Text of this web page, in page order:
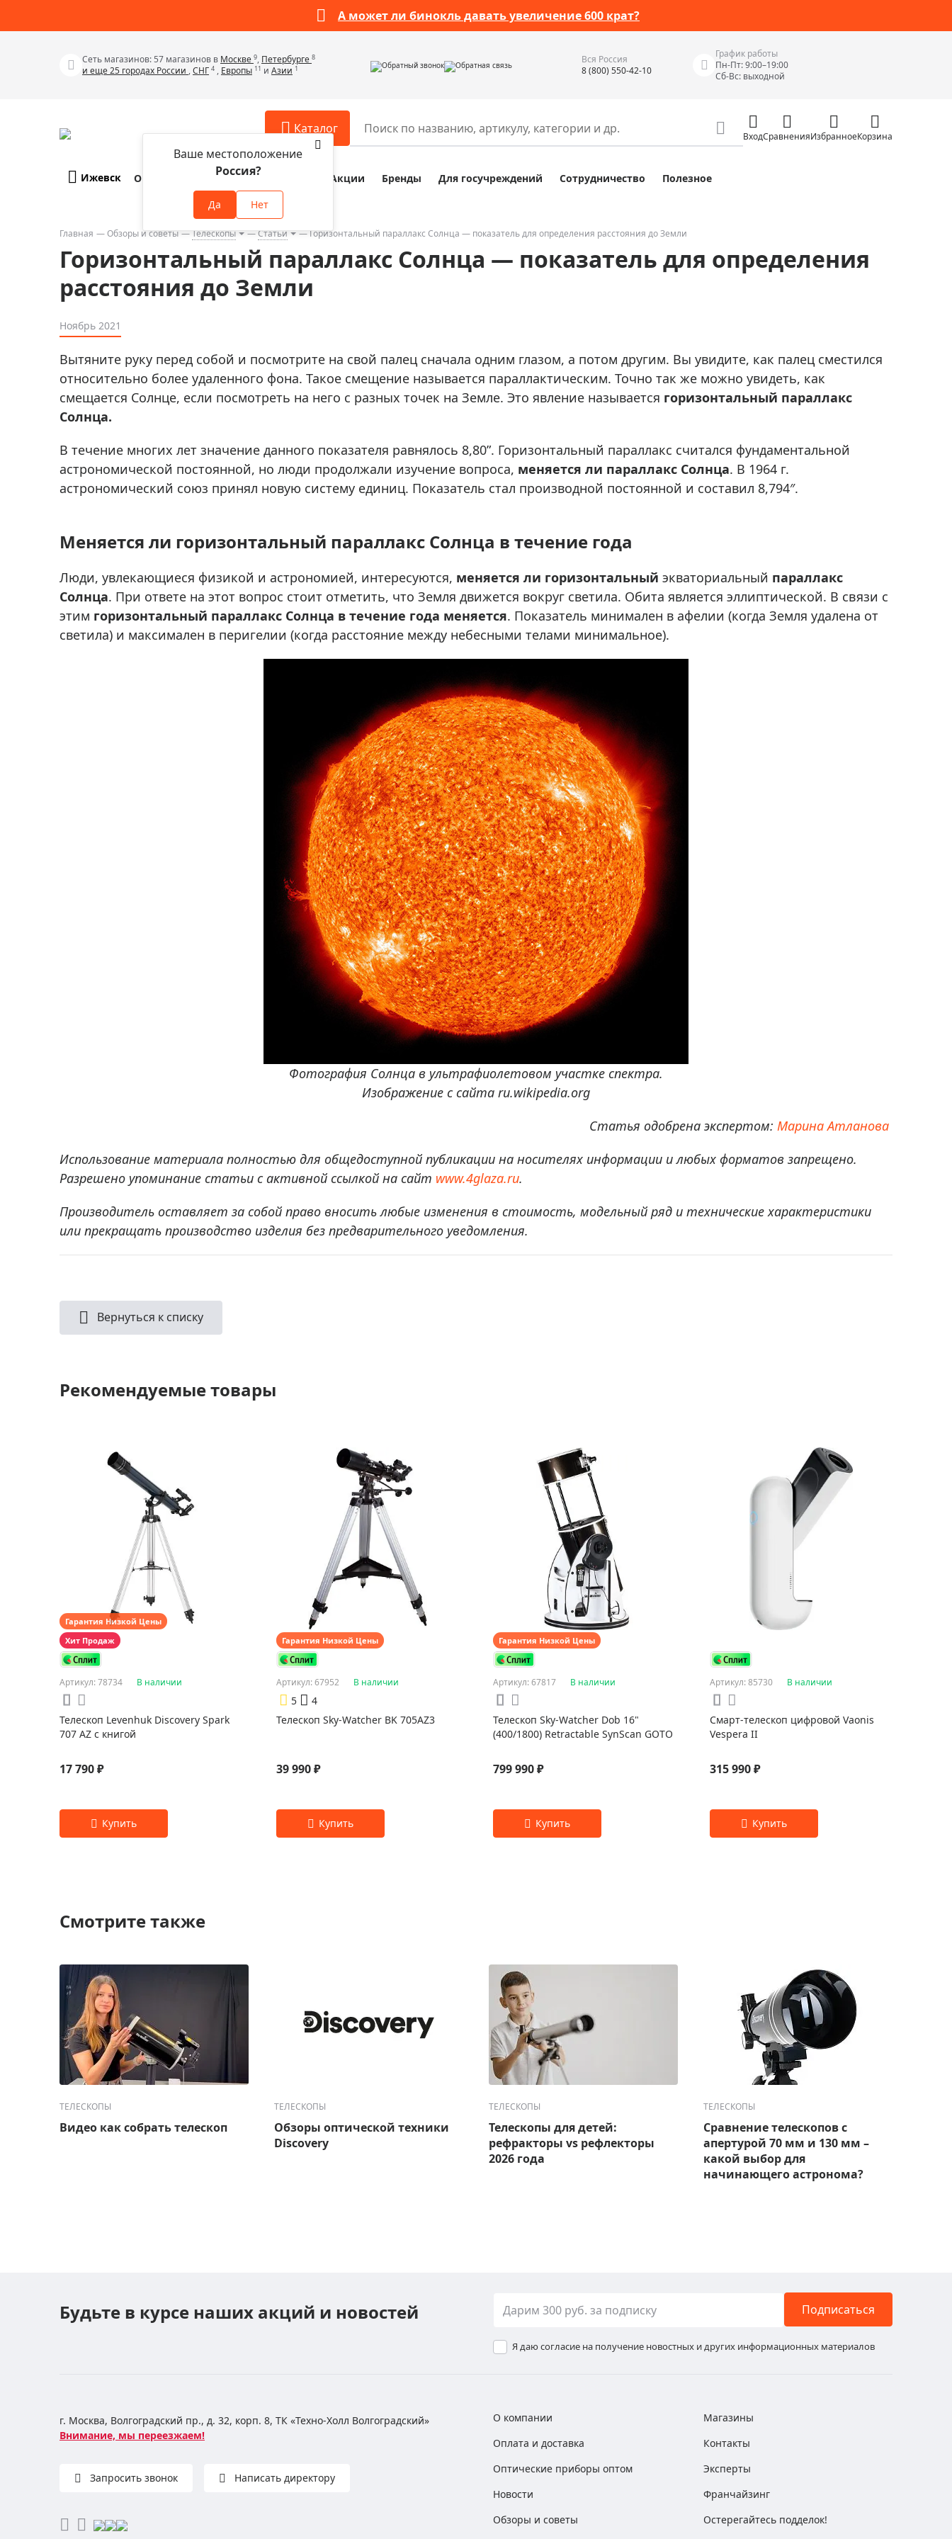
А может ли бинокль давать увеличение 600 крат?
Сеть магазинов: 57 магазинов в Москве 9, Петербурге 8
и еще 25 городах России ,СНГ 4 , Европы 11 и Азии 1 Обратный звонок Обратная связь
Вся Россия
8 (800) 550-42-10
График работы
Пн-Пт: 9:00–19:00
Сб-Вс: выходной
Каталог
Телескопы
Бинокли
Зрительные трубы
Лупы
Приборы ночного видения
Тепловизоры
Фотогаджеты
Discovery (Дискавери)
Оптика для детей Levenhuk LabZZ
Подарки
Акции
Аксессуары для микроскопов
Аксессуары для зрительных труб
Аксессуары для биноклей
Аксессуары для луп
Распродажа
Распродажа оптики по специальным
ценам
Разное
Компасы
Наборы исследователя Bresser Junior
Штативы
Сумки, кейсы, чехлы
Карты, постеры, литература
Фонари
Элементы питания, карты памяти
Экшн-камеры
Мерч
Измерительные инструменты
Цифровые уровни и угломеры
Электроизмерительные приборы
Детекторы проводки
Влагомеры (датчики влажности)
Лазерные дальномеры
Термометры кулинарные (термощупы)
Видеоэндоскопы
Металлоискатели
Теодолиты
Прочее
ВходСравненияИзбранноеКорзина
Ижевск
Ваше местоположение
Россия?
Да Нет
О компании Оплата и доставка Акции Бренды Для госучреждений Сотрудничество Полезное
Главная Обзоры и советы Телескопы Статьи Горизонтальный параллакс Солнца — показатель для определения расстояния до Земли
Горизонтальный параллакс Солнца — показатель для определения
расстояния до Земли
Ноябрь 2021
Вытяните руку перед собой и посмотрите на свой палец сначала одним глазом, а потом другим. Вы увидите, как палец сместился
относительно более удаленного фона. Такое смещение называется параллактическим. Точно так же можно увидеть, как
смещается Солнце, если посмотреть на него с разных точек на Земле. Это явление называется горизонтальный параллакс
Солнца.
В течение многих лет значение данного показателя равнялось 8,80ʺ. Горизонтальный параллакс считался фундаментальной
астрономической постоянной, но люди продолжали изучение вопроса, меняется ли параллакс Солнца. В 1964 г.
астрономический союз принял новую систему единиц. Показатель стал производной постоянной и составил 8,794″.
Меняется ли горизонтальный параллакс Солнца в течение года
Люди, увлекающиеся физикой и астрономией, интересуются, меняется ли горизонтальный экваториальный параллакс
Солнца. При ответе на этот вопрос стоит отметить, что Земля движется вокруг светила. Обита является эллиптической. В связи с
этим горизонтальный параллакс Солнца в течение года меняется. Показатель минимален в афелии (когда Земля удалена от
светила) и максимален в перигелии (когда расстояние между небесными телами минимальное).
Фотография Солнца в ультрафиолетовом участке спектра.
Изображение с сайта ru.wikipedia.org
Статья одобрена экспертом: Марина Атланова
Использование материала полностью для общедоступной публикации на носителях информации и любых форматов запрещено.
Разрешено упоминание статьи с активной ссылкой на сайт www.4glaza.ru.
Производитель оставляет за собой право вносить любые изменения в стоимость, модельный ряд и технические характеристики
или прекращать производство изделия без предварительного уведомления.
Вернуться к списку
Рекомендуемые товары
Гарантия Низкой Цены
Хит Продаж
Артикул: 78734 В наличии
Телескоп Levenhuk Discovery Spark
707 AZ с книгой
17 790 ₽
Гарантия Низкой Цены
Артикул: 67952 В наличии
5
4
Телескоп Sky-Watcher BK 705AZ3
39 990 ₽
Гарантия Низкой Цены
Артикул: 67817 В наличии
Телескоп Sky-Watcher Dob 16"
(400/1800) Retractable SynScan GOTO
799 990 ₽
Артикул: 85730 В наличии
Смарт-телескоп цифровой Vaonis
Vespera II
315 990 ₽
Смотрите также
ТЕЛЕСКОПЫ
Видео как собрать телескоп
ТЕЛЕСКОПЫ
Обзоры оптической техники
Discovery
ТЕЛЕСКОПЫ
Телескопы для детей:
рефракторы vs рефлекторы
2026 года
ТЕЛЕСКОПЫ
Сравнение телескопов с
апертурой 70 мм и 130 мм –
какой выбор для
начинающего астронома?
Будьте в курсе наших акций и новостей Подписаться
Я даю согласие на получение новостных и других информационных материалов
г. Москва, Волгоградский пр., д. 32, корп. 8, ТК «Техно-Холл Волгоградский»
Внимание, мы переезжаем!
Запросить звонок Написать директору
О компании
Оплата и доставка
Оптические приборы оптом
Новости
Обзоры и советы
Магазины
Контакты
Эксперты
Франчайзинг
Остерегайтесь подделок!